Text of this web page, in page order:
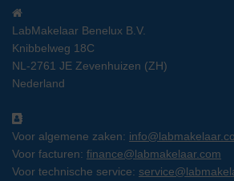
LabMakelaar Benelux B.V.
Knibbelweg 18C
NL-2761 JE Zevenhuizen (ZH)
Nederland
Voor algemene zaken:
Voor facturen: finance@labmakelaar.com
Voor technische service: